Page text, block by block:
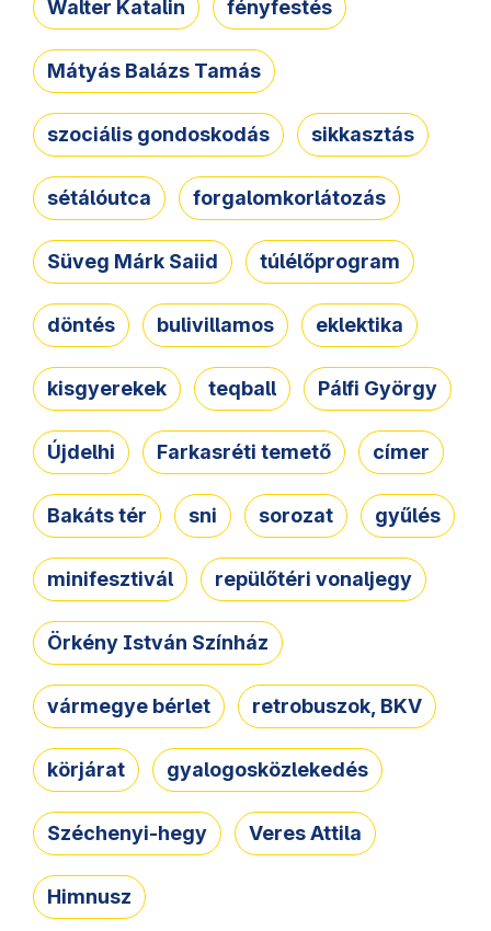
Walter Katalin fényfestés
Mátyás Balázs Tamás
szociális gondoskodás sikkasztás
sétálóutca forgalomkorlátozás
Süveg Márk Saiid túlélőprogram
döntés bulivillamos eklektika
kisgyerekek teqball Pálfi György
Újdelhi Farkasréti temető címer
Bakáts tér sni sorozat gyűlés
minifesztivál repülőtéri vonaljegy
Örkény István Színház
vármegye bérlet retrobuszok, BKV
körjárat gyalogosközlekedés
Széchenyi-hegy Veres Attila
Himnusz